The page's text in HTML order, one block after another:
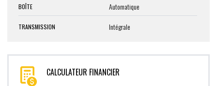
BOÎTE Automatique
TRANSMISSION Intégrale
CALCULATEUR FINANCIER